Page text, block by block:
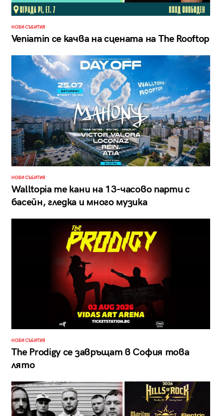
НОВИ СЪБИТИЯ
Veniamin се качва на сцената на The Rooftop
НОВИ СЪБИТИЯ
Walltopia те кани на 13-часово парти с
басейн, гледка и много музика
НОВИ СЪБИТИЯ
The Prodigy се завръщат в София това
лято